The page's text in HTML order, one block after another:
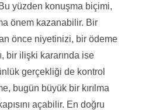
yüzden konuşma biçimi,
önem kazanabilir. Bir
önce niyetinizi, bir ödeme
bir ilişki kararında ise
gerçekliği de kontrol
bugün büyük bir kırılma
açabilir. En doğru